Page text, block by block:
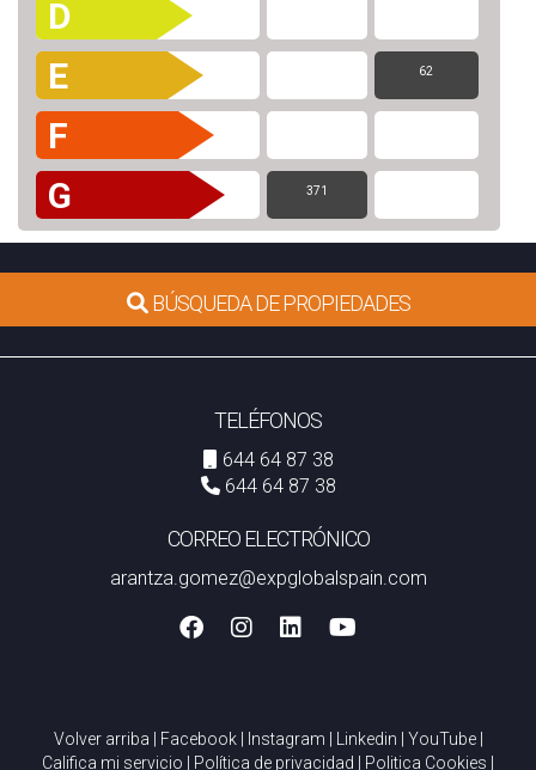
D
E
62
F
G
371
BÚSQUEDA DE PROPIEDADES
TELÉFONOS
644 64 87 38
644 64 87 38
CORREO ELECTRÓNICO
arantza.gomez@expglobalspain.com
Volver arriba Facebook| Instagram Linkedin YouTube|
Califica mi servicio
Política de privacidad Politica Cookies